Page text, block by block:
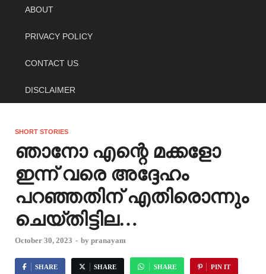
ABOUT
PRIVACY POLICY
CONTACT US
DISCLAIMER
SHORT STORIES
ഞാനോ എന്റെ മക്കളോ
ഇന്ന് വരെ അദ്ദേഹം
പറഞ്ഞതിന് എതിരൊന്നും
ചെയ്തിട്ടില…
October 30, 2023 - by pranayam
SHARE SHARE SHARE PIN IT